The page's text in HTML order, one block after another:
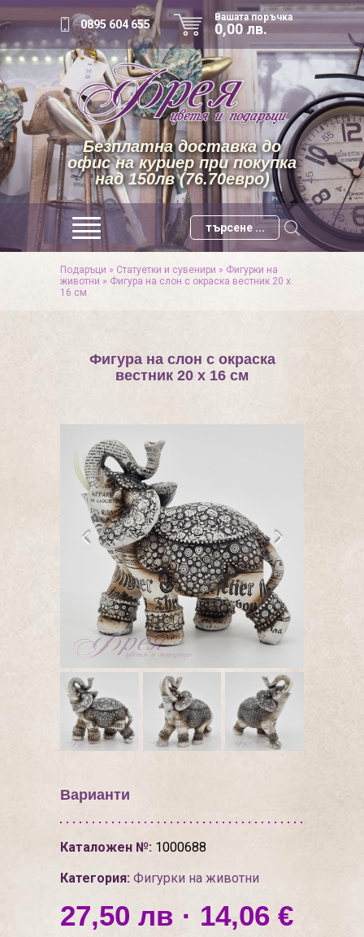
0895 604 655
Вашата поръчка
0,00 лв.
Безплатна доставка до
офис на куриер при покупка
над 150лв (76.70евро)
Подаръци » Статуетки и сувенири » Фигурки на
животни » Фигура на слон с окраска вестник 20 х
16 см
Фигура на слон с окраска
вестник 20 х 16 см
Варианти
Каталожен №: 1000688
Категория: Фигурки на животни
27,50 лв · 14,06 €